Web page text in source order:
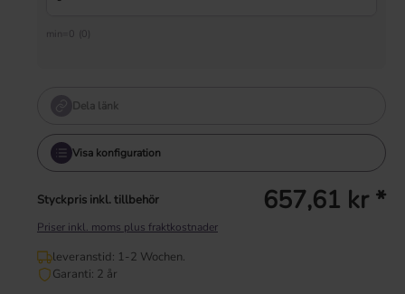
min=0 (0)
Dela länk
Visa konfiguration
Styckpris inkl. tillbehör 657,61 kr *
Priser inkl. moms plus fraktkostnader
leveranstid: 1-2 Wochen.
Garanti: 2 år